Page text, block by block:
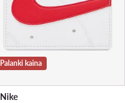
Palanki kaina
Nike